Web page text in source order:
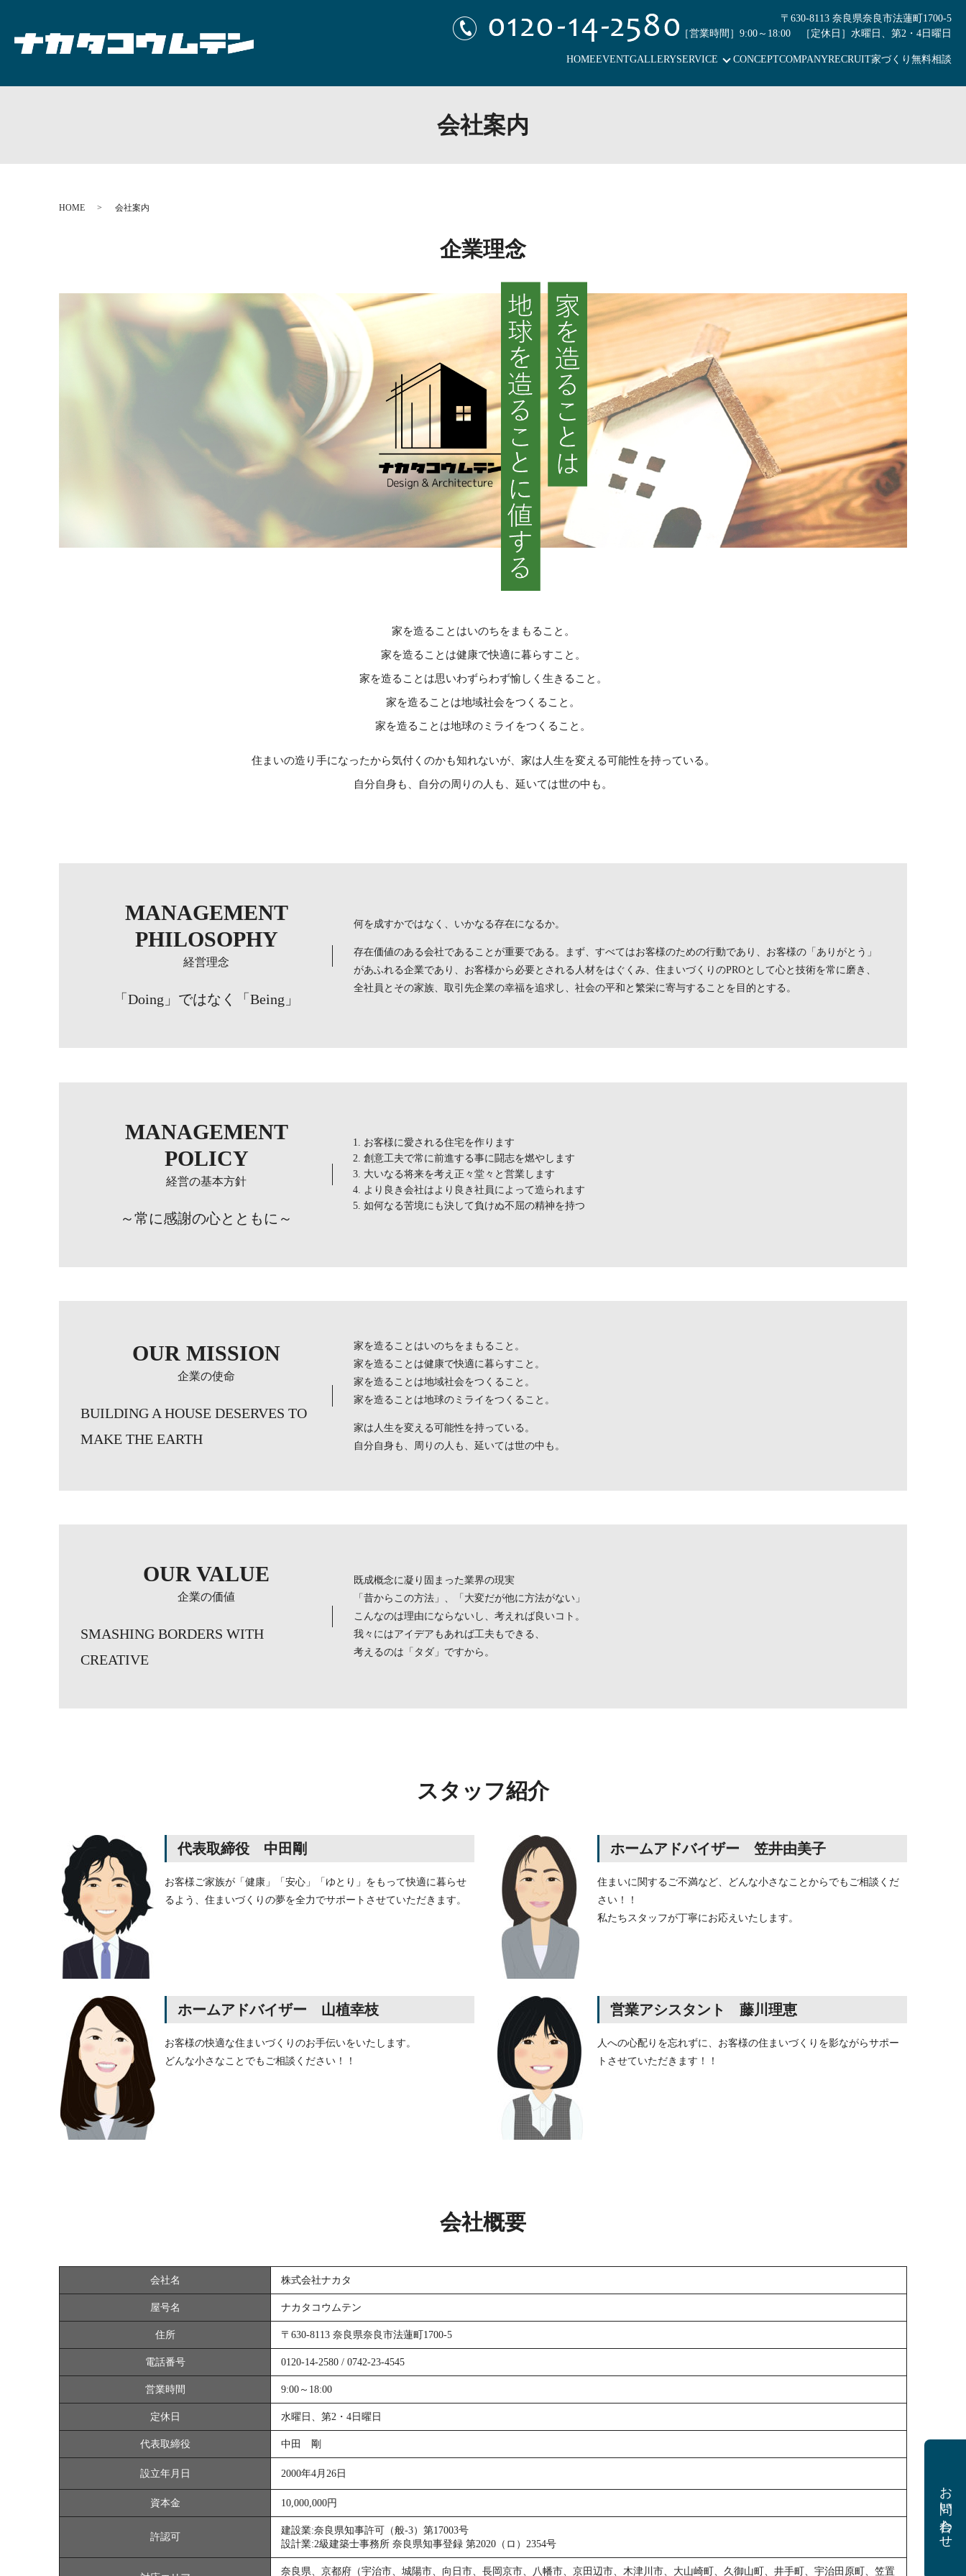
HOMEEVENTGALLERYSERVICE CONCEPTCOMPANYRECRUIT家づくり無料相談
〒630-8113 奈良県奈良市法蓮町1700-5
［営業時間］9:00～18:00 ［定休日］水曜日、第2・4日曜日
会社案内
HOME 会社案内
企業理念
家を造ることはいのちをまもること。
家を造ることは健康で快適に暮らすこと。
家を造ることは思いわずらわず愉しく生きること。
家を造ることは地域社会をつくること。
家を造ることは地球のミライをつくること。
住まいの造り手になったから気付くのかも知れないが、家は人生を変える可能性を持っている。
自分自身も、自分の周りの人も、延いては世の中も。
MANAGEMENT
PHILOSOPHY
経営理念
「Doing」ではなく「Being」
何を成すかではなく、いかなる存在になるか。
存在価値のある会社であることが重要である。まず、すべてはお客様のための行動であり、お客様の「ありがとう」
があふれる企業であり、お客様から必要とされる人材をはぐくみ、住まいづくりのPROとして心と技術を常に磨き、
全社員とその家族、取引先企業の幸福を追求し、社会の平和と繁栄に寄与することを目的とする。
MANAGEMENT
POLICY
経営の基本方針
～常に感謝の心とともに～
お客様に愛される住宅を作ります
創意工夫で常に前進する事に闘志を燃やします
大いなる将来を考え正々堂々と営業します
より良き会社はより良き社員によって造られます
如何なる苦境にも決して負けぬ不屈の精神を持つ
OUR MISSION
企業の使命
BUILDING A HOUSE DESERVES TO
MAKE THE EARTH
家を造ることはいのちをまもること。
家を造ることは健康で快適に暮らすこと。
家を造ることは地域社会をつくること。
家を造ることは地球のミライをつくること。
家は人生を変える可能性を持っている。
自分自身も、周りの人も、延いては世の中も。
OUR VALUE
企業の価値
SMASHING BORDERS WITH
CREATIVE
既成概念に凝り固まった業界の現実
「昔からこの方法」、「大変だが他に方法がない」
こんなのは理由にならないし、考えれば良いコト。
我々にはアイデアもあれば工夫もできる、
考えるのは「タダ」ですから。
スタッフ紹介
代表取締役 中田 剛
お客様ご家族が「健康」「安心」「ゆとり」をもって快適に暮らせ
るよう、住まいづくりの夢を全力でサポートさせていただきます。
ホームアドバイザー笠井由美子
住まいに関するご不満など、どんな小さなことからでもご相談くだ
さい！！
私たちスタッフが丁寧にお応えいたします。
ホームアドバイザー 山植幸枝
お客様の快適な住まいづくりのお手伝いをいたします。
どんな小さなことでもご相談ください！！
営業アシスタント藤川理恵
人への心配りを忘れずに、お客様の住まいづくりを影ながらサポー
トさせていただきます！！
会社概要
会社名 株式会社ナカタ
屋号名 ナカタコウムテン
住所 〒630-8113 奈良県奈良市法蓮町1700-5
電話番号 0120-14-2580 / 0742-23-4545
営業時間 9:00～18:00
定休日 水曜日、第2・4日曜日
代表取締役 中田 剛
設立年月日 2000年4月26日
資本金 10,000,000円
許認可
建設業:奈良県知事許可（般-3）第17003号
設計業:2級建築士事務所 奈良県知事登録 第2020（ロ）2354号
奈良県、京都府（宇治市、城陽市、向日市、長岡京市、八幡市、京田辺市、木津川市、大山崎町、久御山町、井手町、宇治田原町、笠置
お問い合わせ